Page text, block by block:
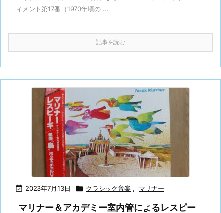
ィメント第17番（1970年頃の ...
記事を読む
 2023年7月13日  クラシック音楽 , マリナー
マリナー＆アカデミー室内管によるレスピー